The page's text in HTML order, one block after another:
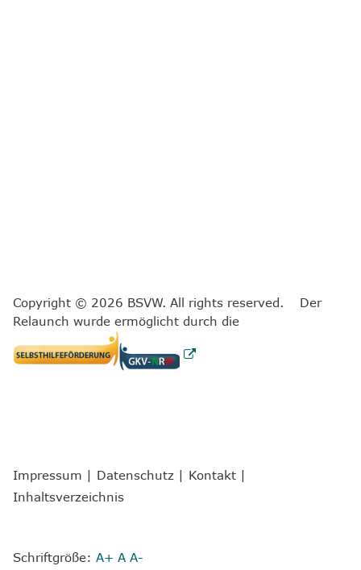
Copyright © 2026 BSVW. All rights reserved. Der
Relaunch wurde ermöglicht durch die
Impressum | Datenschutz | Kontakt |
Inhaltsverzeichnis
Schriftgröße: A+ A A-